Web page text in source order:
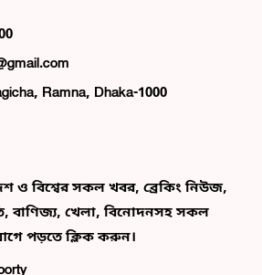
Ramna, Dhaka-1000
ও বিশ্বের সকল খবর, ব্রেকিং নিউজ,
বাণিজ্য, খেলা, বিনোদনসহ সকল
পড়তে ক্লিক করুন।